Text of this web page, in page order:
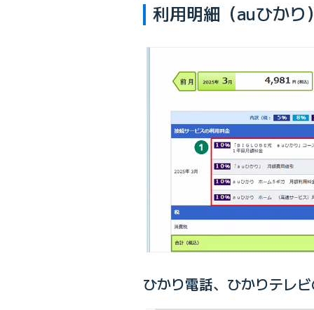
利用明細（auひかり
ひかり電話、ひかりテレ